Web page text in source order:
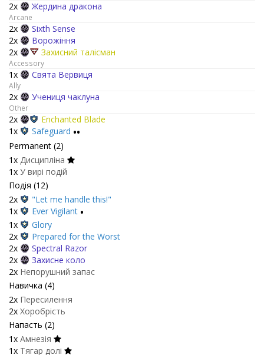
2x Жердина дракона
Arcane
2x
Sixth Sense
2x
Ворожіння
2x
Захисний талісман
Accessory
1x Свята Вервиця
Ally
2x Учениця чаклуна
Other
2x
Enchanted Blade
1x
Safeguard ••
Permanent (2)
1x Дисципліна
1x У вирі подій
Подія (12)
2x
"Let me handle this!"
1x
Ever Vigilant •
1x
Glory
2x
Prepared for the Worst
2x
Spectral Razor
2x
Захисне коло
2x Непорушний запас
Навичка (4)
2x Пересилення
2x Хоробрість
Напасть (2)
1x Амнезія
1x Тягар долі